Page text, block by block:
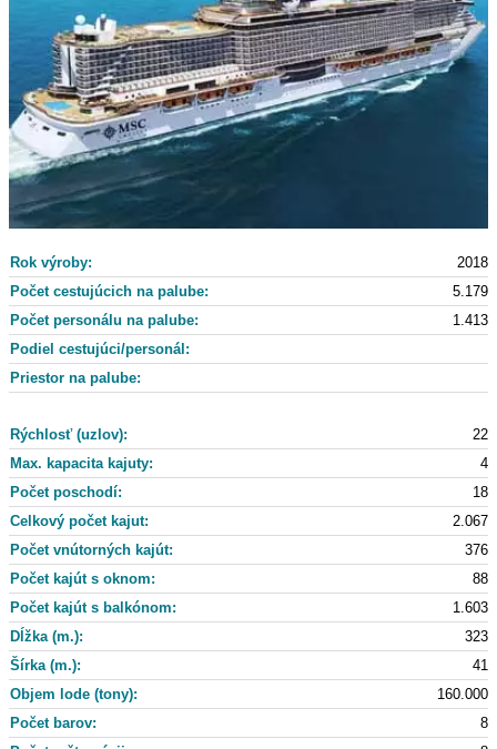
Rok výroby:
2018
Počet cestujúcich na palube:
5.179
Počet personálu na palube:
1.413
Podiel cestujúci/personál:
Priestor na palube:
22
Rýchlosť (uzlov):
4
Max. kapacita kajuty:
Počet poschodí:
18
Celkový počet kajut:
2.067
Počet vnútorných kajút:
376
Počet kajút s oknom:
88
Počet kajút s balkónom:
1.603
Dĺžka (m.):
323
Šírka (m.):
41
Objem lode (tony):
160.000
Počet barov:
8